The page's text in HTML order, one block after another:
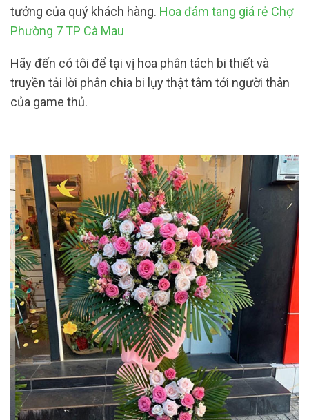
tưởng của quý khách hàng. Hoa đám tang giá rẻ Chợ
Phường 7 TP Cà Mau
Hãy đến có tôi để tại vị hoa phân tách bi thiết và
truyền tải lời phân chia bi lụy thật tâm tới người thân
của game thủ.